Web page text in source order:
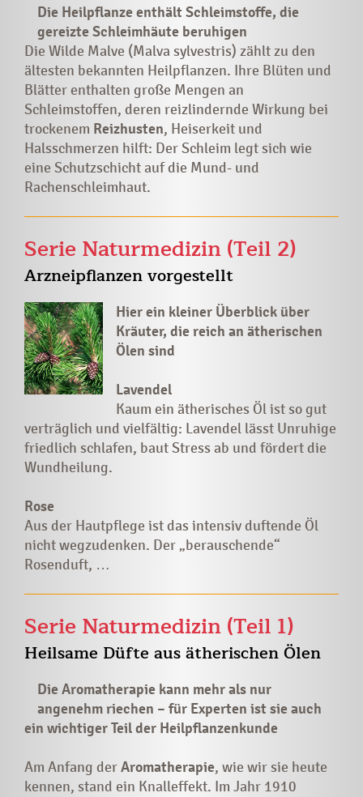
Die Heilpflanze enthält Schleimstoffe, die
gereizte Schleimhäute beruhigen
Die Wilde Malve (Malva sylvestris) zählt zu den
ältesten bekannten Heilpflanzen. Ihre Blüten und
Blätter enthalten große Mengen an
Schleimstoffen, deren reizlindernde Wirkung bei
trockenem Reizhusten, Heiserkeit und
Halsschmerzen hilft: Der Schleim legt sich wie
eine Schutzschicht auf die Mund- und
Rachenschleimhaut.
Serie Naturmedizin (Teil 2)
Arzneipflanzen vorgestellt
Hier ein kleiner Überblick über
Kräuter, die reich an ätherischen
Ölen sind
Lavendel
Kaum ein ätherisches Öl ist so gut
verträglich und vielfältig: Lavendel lässt Unruhige
friedlich schlafen, baut Stress ab und fördert die
Wundheilung.
Rose
Aus der Hautpflege ist das intensiv duftende Öl
nicht wegzudenken. Der „berauschende“
Rosenduft, …
Serie Naturmedizin (Teil 1)
Heilsame Düfte aus ätherischen Ölen
Die Aromatherapie kann mehr als nur
angenehm riechen – für Experten ist sie auch
ein wichtiger Teil der Heilpflanzenkunde
Am Anfang derAromatherapie, wie wir sie heute
kennen, stand ein Knalleffekt. Im Jahr 1910